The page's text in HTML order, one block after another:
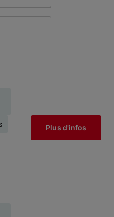
Plus d'infos